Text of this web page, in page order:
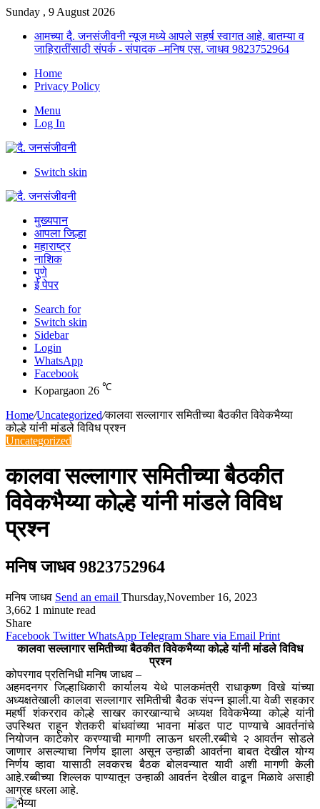
Sunday , 9 August 2026
आमच्या दै. जनसंजीवनी न्यूज मध्ये आपले सहर्ष स्वागत आहे. बातम्या व
जाहिरातींसाठी संपर्क - संपादक –मनिष एस. जाधव 9823752964
Home
Privacy Policy
Menu
Log In
Switch skin
मुख्यपान
आपला जिल्हा
महाराष्ट्र
नाशिक
पुणे
ई पेपर
Search for
Switch skin
Sidebar
Login
WhatsApp
Facebook
Kopargaon 26 ℃
Home/Uncategorized/कालवा सल्लागार समितीच्या बैठकीत विवेकभैय्या
कोल्हे यांनी मांडले विविध प्रश्न
Uncategorized
कालवा सल्लागार समितीच्या बैठकीत
विवेकभैय्या कोल्हे यांनी मांडले विविध
प्रश्न
मनिष जाधव 9823752964
मनिष जाधव Send an email Thursday,November 16, 2023
3,662 1 minute read
Share
Facebook Twitter WhatsApp Telegram Share via Email Print
कालवा सल्लागार समितीच्या बैठकीत विवेकभैय्या कोल्हे यांनी मांडले विविध
प्रश्न
कोपरगाव प्रतिनिधी मनिष जाधव –
अहमदनगर जिल्हाधिकारी कार्यालय येथे पालकमंत्री राधाकृष्ण विखे यांच्या
अध्यक्षतेखाली कालवा सल्लागार समितीची बैठक संपन्न झाली.या वेळी सहकार
महर्षी शंकरराव कोल्हे साखर कारखान्याचे अध्यक्ष विवेकभैय्या कोल्हे यांनी
उपस्थित राहून शेतकरी बांधवांच्या भावना मांडत पाट पाण्याचे आवर्तनांचे
नियोजन काटेकोर करण्याची मागणी लाऊन धरली.रब्बीचे २ आवर्तन सोडले
जाणार असल्याचा निर्णय झाला असून उन्हाळी आवर्तना बाबत देखील योग्य
निर्णय व्हावा यासाठी लवकरच बैठक बोलवन्यात यावी अशी मागणी केली
आहे.रब्बीच्या शिल्लक पाण्यातून उन्हाळी आवर्तन देखील वाढून मिळावे असाही
आग्रह धरला आहे.